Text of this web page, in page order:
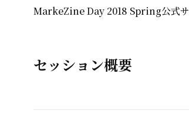
MarkeZine Day 2018 Spring公式サ
セッション概要